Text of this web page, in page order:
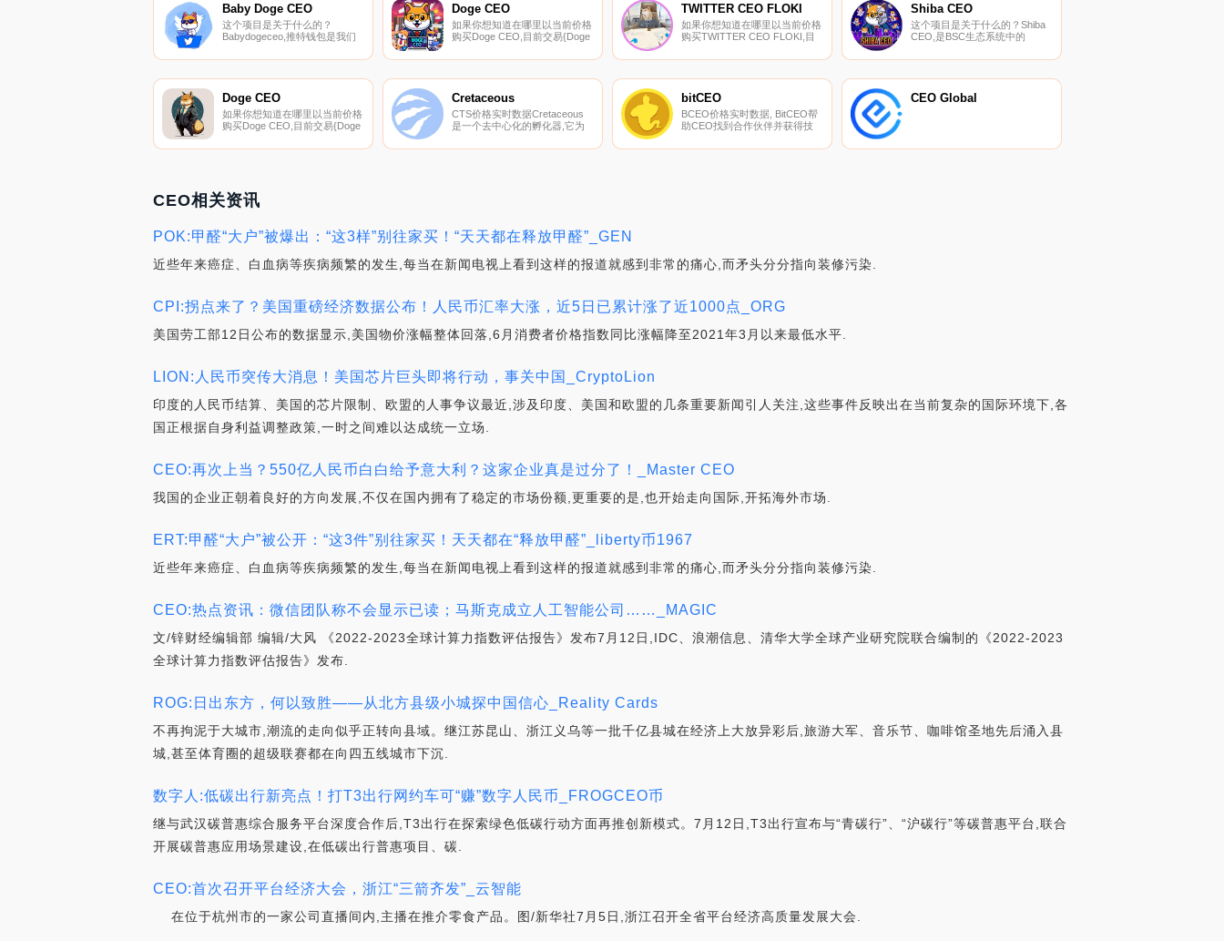
找到其他列表.
找到其他列表.
理。回想起青蛙生态系统有很多
项目想法,所有这些项目完成得
越多,对Frog首席执行官的兴趣
就会增加.
找到其他列表。KabosuCEO是
一种通货紧缩的代币,旨在通过
提高人们对女性代表性不足的认
识来支持加密货币领域的女性.
Baby Doge CEO
这个项目是关于什么的？
Babydogeceo,推特钱包是我们
发送和接收加密货币。注册并将
发推特支付（$TwitterWallet）以
取代Apple Pay-PAYPAL引领全
球加密货币趋势.
Doge CEO
如果你想知道在哪里以当前价格
购买Doge CEO,目前交易{Doge
所是PancakeSwap（V2）、
币交易所页面上找到其他列表.
TWITTER CEO FLOKI
如果你想知道在哪里以当前价格
购买TWITTER CEO FLOKI,目
股票的顶级加密货币交易所是
找到其他列表.
Shiba CEO
这个项目是关于什么的？Shiba
CEO,是BSC生态系统中的
驱动的,任何人都无法控制。
Doge CEO
如果你想知道在哪里以当前价格
购买Doge CEO,目前交易{Doge
所是PancakeSwap（V2）。您
印象深刻血统的专业狗.
Cretaceous
CTS价格实时数据Cretaceous
是一个去中心化的孵化器,它为
用我们社区的投资力量,最大限
bitCEO
BCEO价格实时数据, BitCEO帮
助CEO找到合作伙伴并获得技
区：BCEOtCEO声称基于越南
CEO Global
CEO相关资讯
POK:甲醛“大户”被爆出：“这3样”别往家买！“天天都在释放甲醛”_GEN
近些年来癌症、白血病等疾病频繁的发生,每当在新闻电视上看到这样的报道就感到非常的痛心,而矛头分分指向装修污染.
CPI:拐点来了？美国重磅经济数据公布！人民币汇率大涨，近5日已累计涨了近1000点_ORG
美国劳工部12日公布的数据显示,美国物价涨幅整体回落,6月消费者价格指数同比涨幅降至2021年3月以来最低水平.
LION:人民币突传大消息！美国芯片巨头即将行动，事关中国_CryptoLion
印度的人民币结算、美国的芯片限制、欧盟的人事争议最近,涉及印度、美国和欧盟的几条重要新闻引人关注,这些事件反映出在当前复杂的国际环境下,各
国正根据自身利益调整政策,一时之间难以达成统一立场.
CEO:再次上当？550亿人民币白白给予意大利？这家企业真是过分了！_Master CEO
我国的企业正朝着良好的方向发展,不仅在国内拥有了稳定的市场份额,更重要的是,也开始走向国际,开拓海外市场.
ERT:甲醛“大户”被公开：“这3件”别往家买！天天都在“释放甲醛”_liberty币1967
近些年来癌症、白血病等疾病频繁的发生,每当在新闻电视上看到这样的报道就感到非常的痛心,而矛头分分指向装修污染.
CEO:热点资讯：微信团队称不会显示已读；马斯克成立人工智能公司……_MAGIC
文/锌财经编辑部 编辑/大风 《2022-2023全球计算力指数评估报告》发布7月12日,IDC、浪潮信息、清华大学全球产业研究院联合编制的《2022-2023
全球计算力指数评估报告》发布.
ROG:日出东方，何以致胜——从北方县级小城探中国信心_Reality Cards
不再拘泥于大城市,潮流的走向似乎正转向县域。继江苏昆山、浙江义乌等一批千亿县城在经济上大放异彩后,旅游大军、音乐节、咖啡馆圣地先后涌入县
城,甚至体育圈的超级联赛都在向四五线城市下沉.
数字人:低碳出行新亮点！打T3出行网约车可“赚”数字人民币_FROGCEO币
继与武汉碳普惠综合服务平台深度合作后,T3出行在探索绿色低碳行动方面再推创新模式。7月12日,T3出行宣布与“青碳行”、“沪碳行”等碳普惠平台,联合
开展碳普惠应用场景建设,在低碳出行普惠项目、碳.
CEO:首次召开平台经济大会，浙江“三箭齐发”_云智能
在位于杭州市的一家公司直播间内,主播在推介零食产品。图/新华社7月5日,浙江召开全省平台经济高质量发展大会.